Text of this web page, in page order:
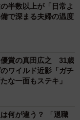
半数以上が「日常よ
で深まる夫婦の温度
優賞の真田広之 31歳
ワイルド近影「ガチ
な一面もステキ」
何が違う？ 「退職